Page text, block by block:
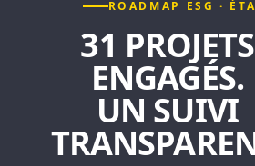
ROADMAP ESG ·
31 PROJETS
ENGAGÉS.
UN SUIVI